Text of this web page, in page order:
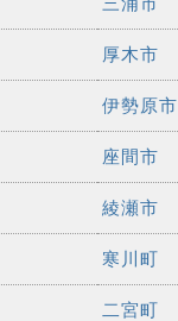
厚木市
伊勢原市
座間市
綾瀬市
寒川町
二宮町